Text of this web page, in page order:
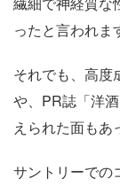
ったと言われま
それでも、高度
や、PR誌「洋
えられた面もあ
サントリーでの